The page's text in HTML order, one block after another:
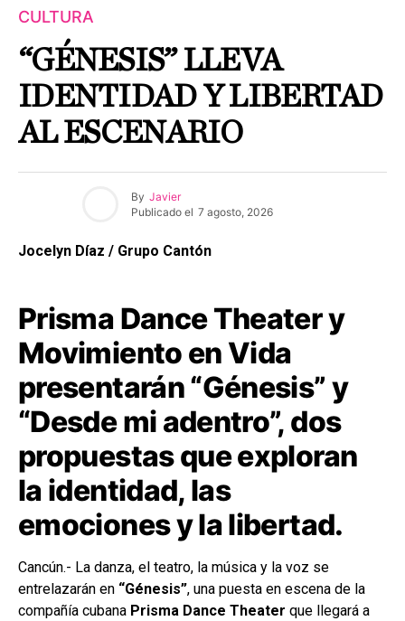
CULTURA
“GÉNESIS” LLEVA
IDENTIDAD Y LIBERTAD
AL ESCENARIO
By Javier
Publicado el 7 agosto, 2026
Jocelyn Díaz / Grupo Cantón
Prisma Dance Theater y
Movimiento en Vida
presentarán “Génesis” y
“Desde mi adentro”, dos
propuestas que exploran
la identidad, las
emociones y la libertad.
Cancún.- La danza, el teatro, la música y la voz se
entrelazarán en “Génesis”, una puesta en escena de la
compañía cubana Prisma Dance Theater que llegará a